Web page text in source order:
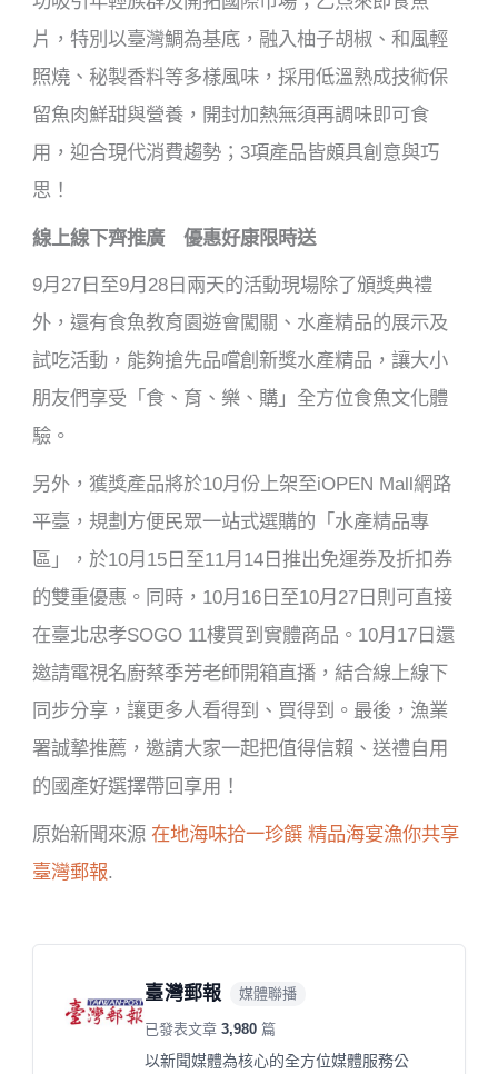
片，特別以臺灣鯛為基底，融入柚子胡椒、和風輕
照燒、秘製香料等多樣風味，採用低溫熟成技術保
留魚肉鮮甜與營養，開封加熱無須再調味即可食
用，迎合現代消費趨勢；3項產品皆頗具創意與巧
思！
線上線下齊推廣 優惠好康限時送
9月27日至9月28日兩天的活動現場除了頒獎典禮
外，還有食魚教育園遊會闖關、水產精品的展示及
試吃活動，能夠搶先品嚐創新獎水產精品，讓大小
朋友們享受「食、育、樂、購」全方位食魚文化體
驗。
另外，獲獎產品將於10月份上架至iOPEN Mall網路
平臺，規劃方便民眾一站式選購的「水產精品專
區」，於10月15日至11月14日推出免運券及折扣券
的雙重優惠。同時，10月16日至10月27日則可直接
在臺北忠孝SOGO 11樓買到實體商品。10月17日還
邀請電視名廚蔡季芳老師開箱直播，結合線上線下
同步分享，讓更多人看得到、買得到。最後，漁業
署誠摯推薦，邀請大家一起把值得信賴、送禮自用
的國產好選擇帶回享用！
原始新聞來源在地海味拾一珍饌 精品海宴漁你共享
臺灣郵報.
臺灣郵報 媒體聯播
已發表文章3,980 篇
以新聞媒體為核心的全方位媒體服務公